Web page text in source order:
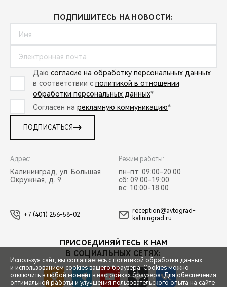
ПОДПИШИТЕСЬ НА НОВОСТИ:
Даю согласие на обработку персональных данных
в соответствии с политикой в отношении
обработки персональных данных*
Согласен на рекламную коммуникацию*
ПОДПИСАТЬСЯ
Адрес:
Калининград, ул. Большая
Окружная, д. 9
Режим работы:
пн-пт: 09:00-20:00
сб: 09:00-19:00
вс: 10:00-18:00
+7 (401) 256-58-02
reception@avtograd-
kaliningrad.ru
ПРИСОЕДИНЯЙТЕСЬ К НАМ
В СОЦИАЛЬНЫХ СЕТЯХ:
Используя сайт, вы соглашаетесь с политикой обработки данных
и использованием cookies вашего браузера. Cookies можно
отключить в любой момент в настройках браузера. Для обеспечения
оптимальной работы и улучшения пользовательского опыта на сайте